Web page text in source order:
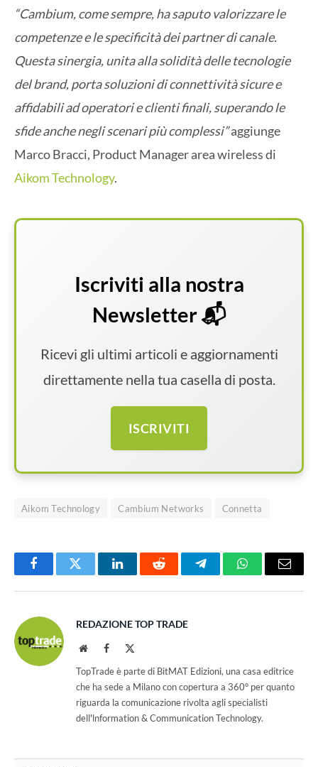
“Cambium, come sempre, ha saputo valorizzare le
competenze e le specificità dei partner di canale.
Questa sinergia, unita alla solidità delle tecnologie
del brand, porta soluzioni di connettività sicure e
affidabili ad operatori e clienti finali, superando le
sfide anche negli scenari più complessi”aggiunge
Marco Bracci, Product Manager area wireless di
Aikom Technology.
Iscriviti alla nostra
Newsletter 📬
Ricevi gli ultimi articoli e aggiornamenti
direttamente nella tua casella di posta.
ISCRIVITI
Aikom Technology Cambium Networks Connetta
FacebookTwitter LinkedInReddit TelegramWhatsAppEmail
REDAZIONE TOP TRADE
WebsiteFacebook
TopTrade è parte di BitMAT Edizioni, una casa editrice
che ha sede a Milano con copertura a 360° per quanto
riguarda la comunicazione rivolta agli specialisti
dell'lnformation & Communication Technology.